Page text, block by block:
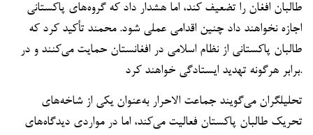
طالبان افغان را تضعیف کند، اما هشدار داد که گروه‌های پاکستانی
اجازه نخواهند داد چنین اقدامی عملی شود. محمند تأکید کرد که
طالبان پاکستانی از نظام اسلامی در افغانستان حمایت می‌کنند و در
برابر هرگونه تهدید ایستادگی خواهند کرد.
تحلیلگران می‌گویند جماعت الاحرار به‌عنوان یکی از شاخه‌های
تحریک طالبان پاکستان فعالیت می‌کند، اما در مواردی دیدگاه‌های